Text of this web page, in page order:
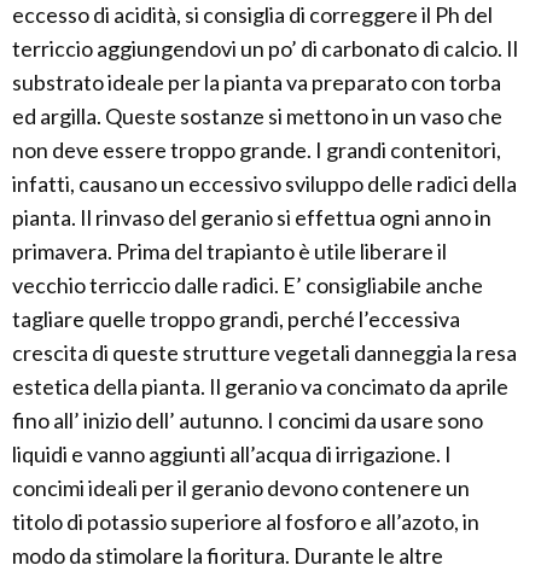
eccesso di acidità, si consiglia di correggere il Ph del
terriccio aggiungendovi un po’ di carbonato di calcio. Il
substrato ideale per la pianta va preparato con torba
ed argilla. Queste sostanze si mettono in un vaso che
non deve essere troppo grande. I grandi contenitori,
infatti, causano un eccessivo sviluppo delle radici della
pianta. Il rinvaso del geranio si effettua ogni anno in
primavera. Prima del trapianto è utile liberare il
vecchio terriccio dalle radici. E’ consigliabile anche
tagliare quelle troppo grandi, perché l’eccessiva
crescita di queste strutture vegetali danneggia la resa
estetica della pianta. Il geranio va concimato da aprile
fino all’ inizio dell’ autunno. I concimi da usare sono
liquidi e vanno aggiunti all’acqua di irrigazione. I
concimi ideali per il geranio devono contenere un
titolo di potassio superiore al fosforo e all’azoto, in
modo da stimolare la fioritura. Durante le altre